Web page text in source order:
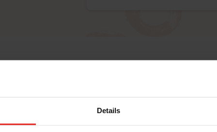
Details
geleden vertelde Met je hart te willen opzetten,
Hoe groot en schrijnend verborgen eenzaamheid
kregen immers genoeg aandacht van
dinerboxes bij ouderen ging rondbrengen. Pas
ik er duidelijk naar vroeg, hoe eenzaam ze waren.